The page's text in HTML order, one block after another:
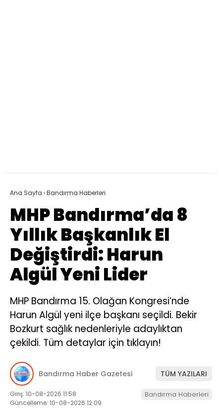
Ana Sayfa ›Bandırma Haberleri
MHP Bandırma’da 8
Yıllık Başkanlık El
Değiştirdi: Harun
Algül Yeni Lider
MHP Bandırma 15. Olağan Kongresi’nde
Harun Algül yeni ilçe başkanı seçildi. Bekir
Bozkurt sağlık nedenleriyle adaylıktan
çekildi. Tüm detaylar için tıklayın!
Bandırma Haber Gazetesi TÜM YAZILARI
Giriş: 10-08-2026 11:58
Güncelleme: 10-08-2026 12:09
Bandırma Haberleri